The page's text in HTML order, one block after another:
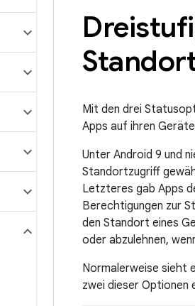
Mit den drei
Apps auf ihren
Unter Android 9 und
Standortzugriff
Letzteres gab Apps
Berechtigungen zur
den Standort eines
oder abzulehnen,
Normalerweise sieht
zwei dieser Optionen